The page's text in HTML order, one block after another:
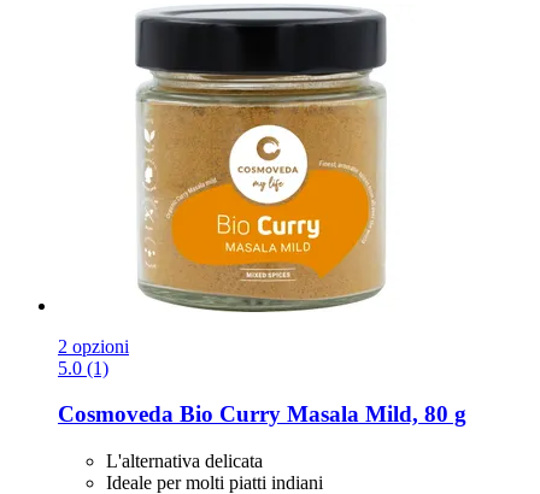
2 opzioni
5.0 (1)
Cosmoveda Bio Curry Masala Mild, 80 g
L'alternativa delicata
Ideale per molti piatti indiani